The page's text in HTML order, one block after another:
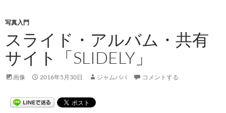
写真入門
スライド・アルバム・共有
サイト「SLIDELY」
画像 2016年5月30日 ジャムパパ コメントする